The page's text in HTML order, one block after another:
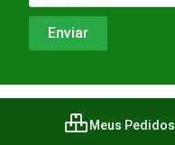
Meus Pedidos